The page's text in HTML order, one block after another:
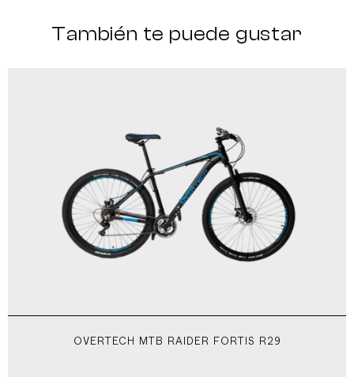
También te puede gustar
OVERTECH MTB RAIDER FORTIS R29